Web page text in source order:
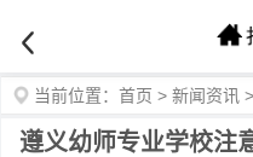
当前位置： 首页 > 新闻资讯 >
遵义幼师专业学校注